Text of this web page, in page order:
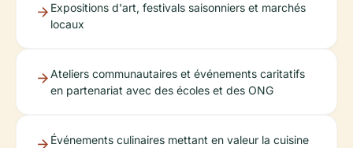
Expositions d'art, festivals saisonniers et marchés
locaux
Ateliers communautaires et événements caritatifs
en partenariat avec des écoles et des ONG
Événements culinaires mettant en valeur la cuisine